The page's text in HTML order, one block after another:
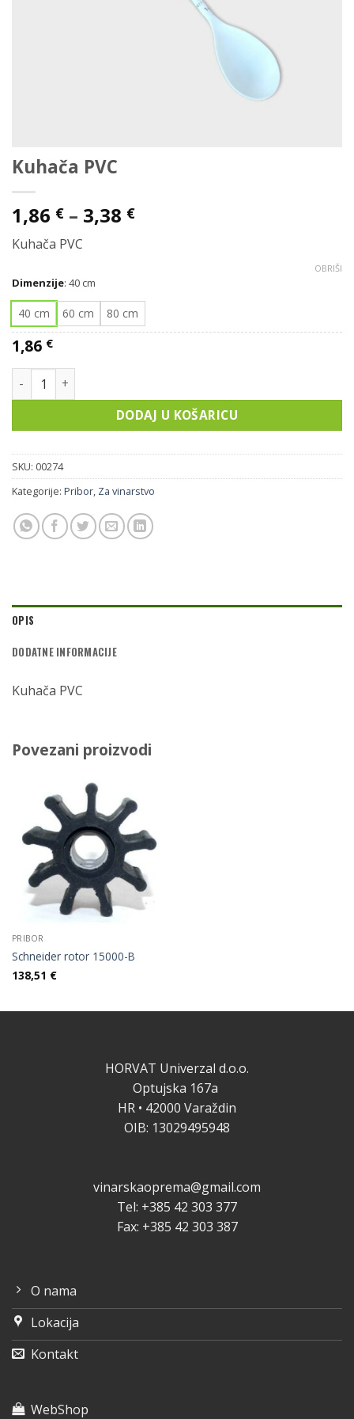
Kuhača PVC
1,86 € – 3,38 €Raspon
3,38 €
Kuhača PVC
Dimenzije: 40 cm
40 cm 60 cm 80 cm
OBRIŠI
1,86 €
Kuhača PVC količina
DODAJ U KOŠARICU
SKU: 00274
Kategorije: Pribor, Za vinarstvo
OPIS
DODATNE INFORMACIJE
Kuhača PVC
Povezani proizvodi
PRIBOR
Schneider rotor 15000-B
138,51 €
HORVAT Univerzal d.o.o.
Optujska 167a
HR • 42000 Varaždin
OIB: 13029495948
vinarskaoprema@gmail.com
Tel: +385 42 303 377
Fax: +385 42 303 387
O nama
Lokacija
Kontakt
WebShop